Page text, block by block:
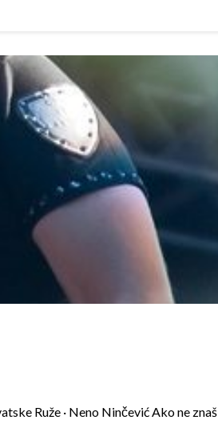
Ruže · Neno Ninčević Ako ne znaš